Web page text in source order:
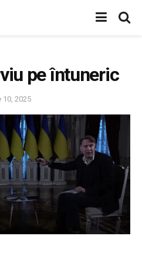
pe întuneric
10, 2025